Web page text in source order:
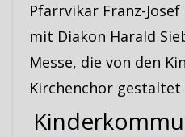
Pfarrvikar Franz-
mit Diakon Harald
Messe, die von den
Kirchenchor gestaltet